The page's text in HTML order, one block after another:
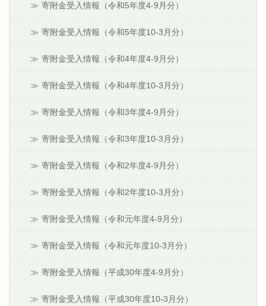
寄附金受入情報（令和5年度4-9月分）
寄附金受入情報（令和5年度10-3月分）
寄附金受入情報（令和4年度4-9月分）
寄附金受入情報（令和4年度10-3月分）
寄附金受入情報（令和3年度4-9月分）
寄附金受入情報（令和3年度10-3月分）
寄附金受入情報（令和2年度4-9月分）
寄附金受入情報（令和2年度10-3月分）
寄附金受入情報（令和元年度4-9月分）
寄附金受入情報（令和元年度10-3月分）
寄附金受入情報（平成30年度4-9月分）
寄附金受入情報（平成30年度10-3月分）